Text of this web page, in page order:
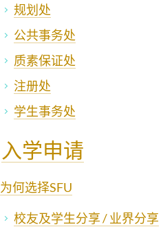
规划处
公共事务处
质素保证处
注册处
学生事务处
入学申请
为何选择SFU
校友及学生分享 / 业界分享